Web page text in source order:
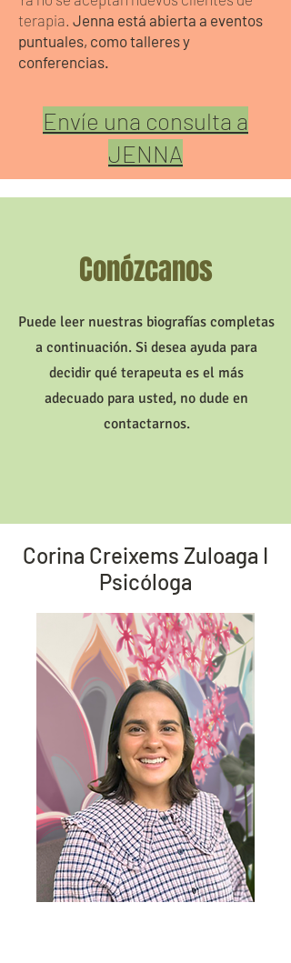
terapia. Jenna está abierta a eventos
puntuales, como talleres y
conferencias.
Envíe una consulta a
JENNA
Conózcanos
Puede leer nuestras biografías completas
a continuación. Si desea ayuda para
decidir qué terapeuta es el más
adecuado para usted, no dude en
contactarnos.
Corina Creixems Zuloaga I
Psicóloga